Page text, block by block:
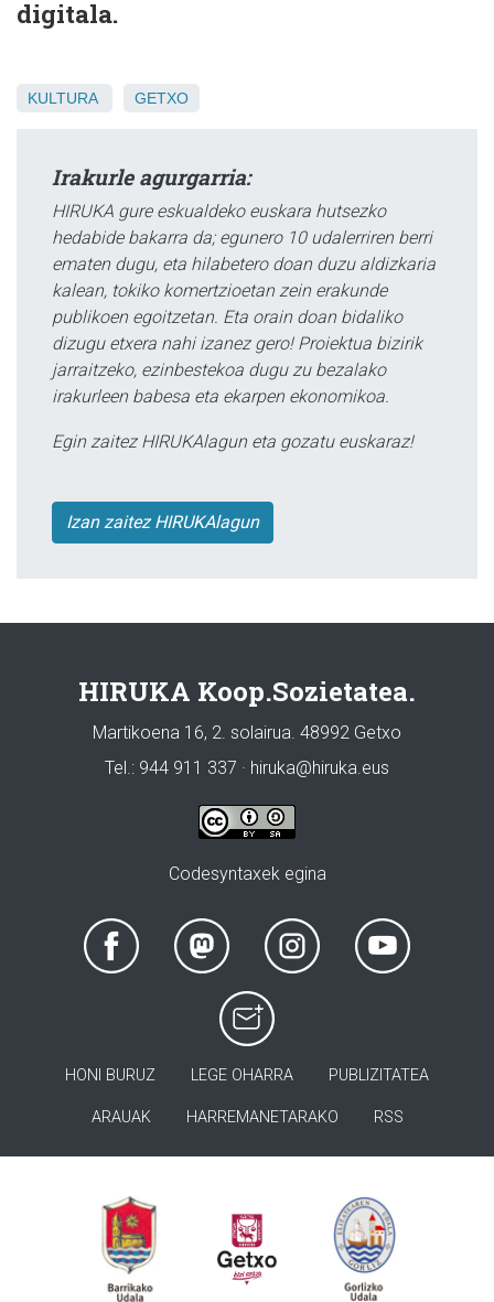
digitala.
KULTURA GETXO
Irakurle agurgarria:
HIRUKA gure eskualdeko euskara hutsezko
hedabide bakarra da; egunero 10 udalerriren berri
ematen dugu, eta hilabetero doan duzu aldizkaria
kalean, tokiko komertzioetan zein erakunde
publikoen egoitzetan. Eta orain doan bidaliko
dizugu etxera nahi izanez gero! Proiektua bizirik
jarraitzeko, ezinbestekoa dugu zu bezalako
irakurleen babesa eta ekarpen ekonomikoa.
Egin zaitez HIRUKAlagun eta gozatu euskaraz!
Izan zaitez HIRUKAlagun
HIRUKA Koop.Sozietatea.
Martikoena 16, 2. solairua. 48992 Getxo
Tel.: 944 911 337 · hiruka@hiruka.eus
Codesyntaxek egina
HONI BURUZ LEGE OHARRA PUBLIZITATEA
ARAUAK HARREMANETARAKO RSS